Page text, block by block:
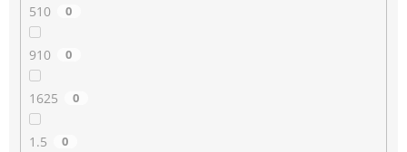
510 0
910 0
1625 0
1.5 0